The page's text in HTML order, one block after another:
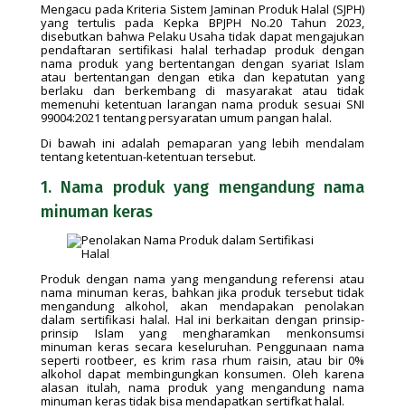
Mengacu pada Kriteria Sistem Jaminan Produk Halal (SJPH)
yang tertulis pada Kepka BPJPH No.20 Tahun 2023,
disebutkan bahwa Pelaku Usaha tidak dapat mengajukan
pendaftaran sertifikasi halal terhadap produk dengan
nama produk yang bertentangan dengan syariat Islam
atau bertentangan dengan etika dan kepatutan yang
berlaku dan berkembang di masyarakat atau tidak
memenuhi ketentuan larangan nama produk sesuai SNI
99004:2021 tentang persyaratan umum pangan halal.
Di bawah ini adalah pemaparan yang lebih mendalam
tentang ketentuan-ketentuan tersebut.
1. Nama produk yang mengandung nama
minuman keras
Produk dengan nama yang mengandung referensi atau
nama minuman keras, bahkan jika produk tersebut tidak
mengandung alkohol, akan mendapakan penolakan
dalam sertifikasi halal. Hal ini berkaitan dengan prinsip-
prinsip Islam yang mengharamkan menkonsumsi
minuman keras secara keseluruhan. Penggunaan nama
seperti rootbeer, es krim rasa rhum raisin, atau bir 0%
alkohol dapat membingungkan konsumen. Oleh karena
alasan itulah, nama produk yang mengandung nama
minuman keras tidak bisa mendapatkan sertifkat halal.